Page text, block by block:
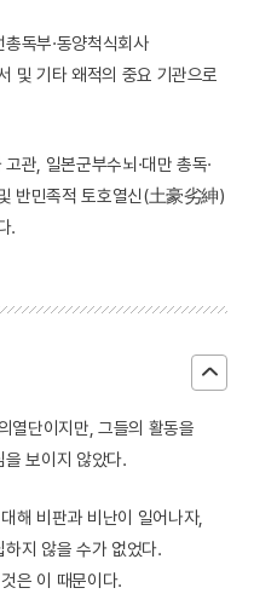
독부·동양척식회사
및 기타 왜적의 중요 기관으로
관, 일본군부수뇌·대만 총독·
반민족적 토호열신(土豪劣紳)
.
열단이지만, 그들의 활동을
보이지 않았다.
해 비판과 비난이 일어나자,
지 않을 수가 없었다.
은 이 때문이다.